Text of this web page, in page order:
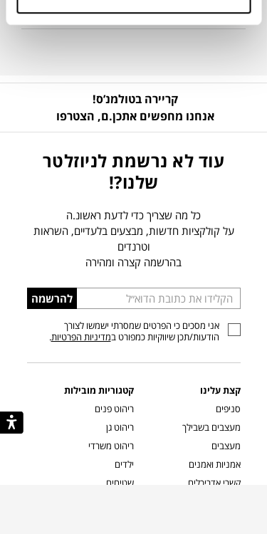
ניקיון ותחזוקה
קריירה בטולמנ’ס!
אנחנו מחפשים אתכן.ם, הצטרפו
עוד לא נרשמת לניוזלטר
שלנו?!
כל מה שצריך כדי לדעת ראשונ.ה
על קולקציות חדשות, מבצעים בלעדיים, השראות
וטרנדים
בהרשמה קצרה ומהירה
הכניסו
כתובת
דוא”ל
להרשמה
אני מסכים כי הפרטים שמסרתי ישמשו לצורך
הודעות/תכן שיווקיות כמפורט במדיניות הפרטיות.
קצת עלינו
סניפים
מעצבים בשבילך
מעצבים
אמניות ואמנים
קשרי אדריכלים
קטגוריות מובילות
ריהוט פנים
ריהוט גן
ריהוט משרדי
ילדים
שטיחים